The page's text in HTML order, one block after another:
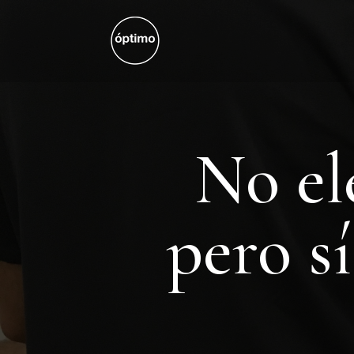
No
pero